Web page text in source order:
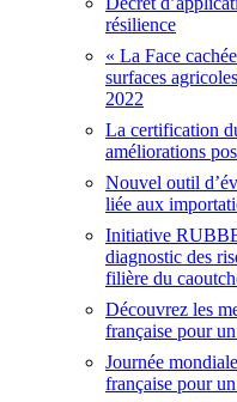
résilience
« La Face
surfaces
2022
La certification
améliorations
Nouvel outil
liée aux
Initiative
diagnostic des
filière du
Découvrez les
française pour
Journée
française pour